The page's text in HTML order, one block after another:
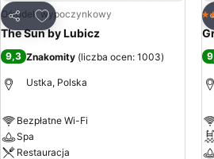
Udostępnij
Dodaj do ulubionych
Ośrodek wypoczynkowy
The Sun by Lubicz
9,3 Znakomity (liczba ocen: 1003)
Ustka, Polska
Bezpłatne Wi-Fi
Spa
Restauracja
5